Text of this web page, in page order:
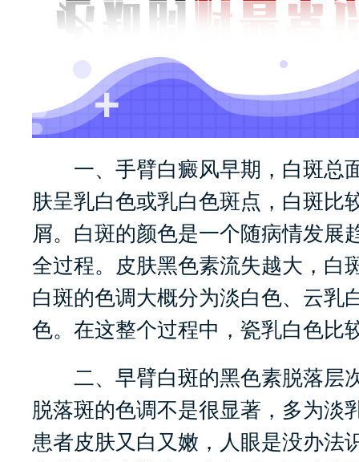
一、手臂白癜风早期，白斑总
肤呈乳白色或乳白色斑点，白斑比
屑。白斑的颜色是一个随病情发展
全过程。皮肤黑色素流失越大，白
白斑的色调大概分为淡白色、云乳
色。在这整个过程中，瓷乳白色比
二、早臂白斑的黑色素脱落层
脱落斑的色调不是很显著，多为淡
患者皮肤又白又嫩，人眼是没办法